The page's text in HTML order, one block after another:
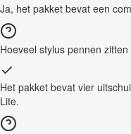
Ja, het pakket bevat een
Hoeveel stylus pennen
Het pakket bevat vier
Lite.